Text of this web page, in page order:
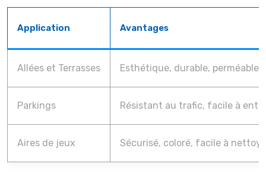
Application Avantages
Allées et Terrasses Esthétique, durable, perméable
Parkings Résistant au trafic, facile à
Aires de jeux Sécurisé, coloré, facile à